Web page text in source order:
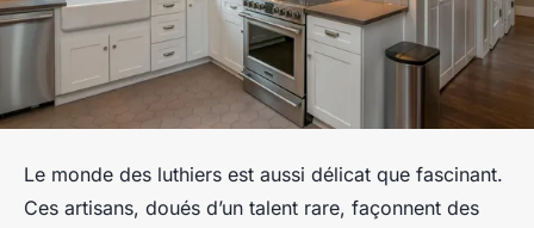
Le monde des luthiers est aussi délicat que fascinant.
Ces artisans, doués d’un talent rare, façonnent des